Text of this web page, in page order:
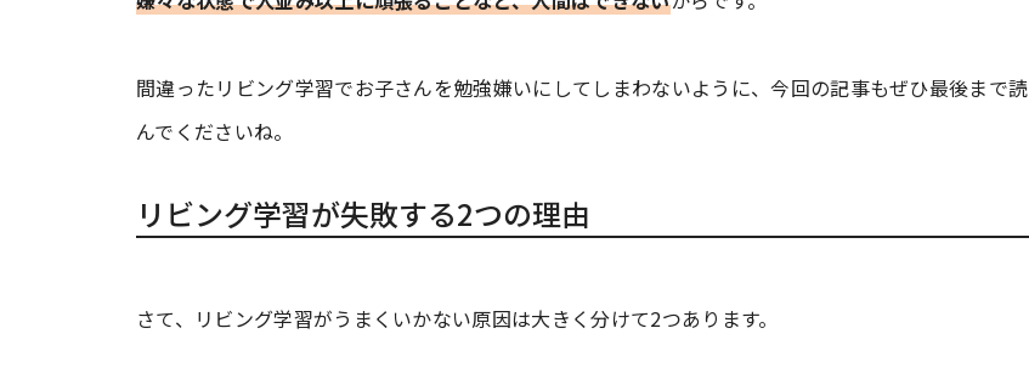
間違ったリビング学習でお子さんを勉強嫌いにしてしまわないように、今回の記事もぜひ最後まで読
んでくださいね。
リビング学習が失敗する2つの理由
さて、リビング学習がうまくいかない原因は大きく分けて2つあります。